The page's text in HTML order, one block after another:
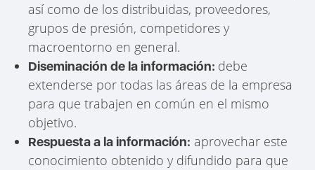
así como de los distribuidas, proveedores,
grupos de presión, competidores y
macroentorno en general.
Diseminación de la información: debe
extenderse por todas las áreas de la empresa
para que trabajen en común en el mismo
objetivo.
Respuesta a la información: aprovechar este
conocimiento obtenido y difundido para que